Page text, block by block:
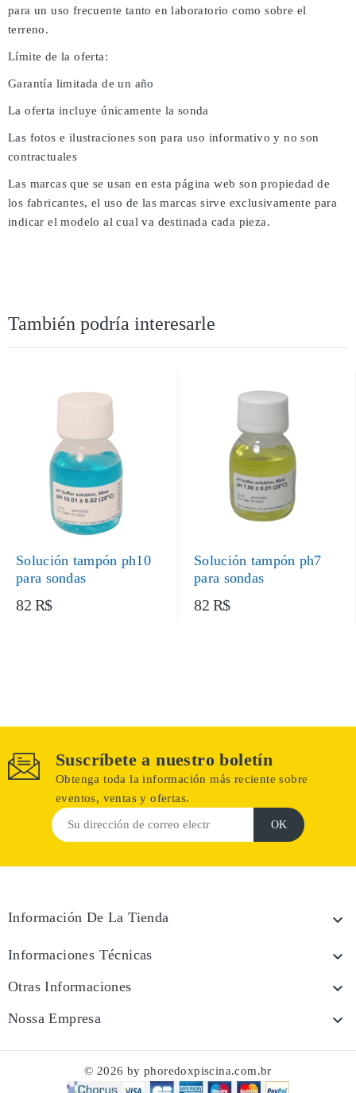
para un uso frecuente tanto en laboratorio como sobre el
terreno.
Límite de la oferta:
Garantía limitada de un año
La oferta incluye únicamente la sonda
Las fotos e ilustraciones son para uso informativo y no son
contractuales
Las marcas que se usan en esta página web son propiedad de
los fabricantes, el uso de las marcas sirve exclusivamente para
indicar el modelo al cual va destinada cada pieza.
También podría interesarle
Solución tampón ph10
para sondas
82 R$
Solución tampón ph7
para sondas
82 R$
Suscríbete a nuestro boletín
Obtenga toda la información más reciente sobre
eventos, ventas y ofertas.
Información De La Tienda 
Informaciones Técnicas 
Otras Informaciones 
Nossa Empresa 
© 2026 by phoredoxpiscina.com.br